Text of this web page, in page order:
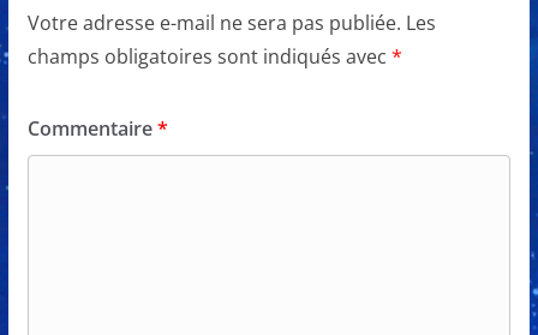
Votre adresse e-mail ne sera pas publiée. Les
champs obligatoires sont indiqués avec *
Commentaire*